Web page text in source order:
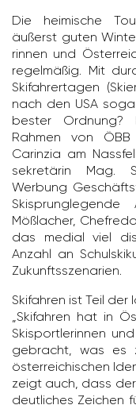
Die heimi­sche
äußerst guten
rinnen und
regel­mäßig. Mit
Skifah­rer­tagen
nach den USA
bester Ordnung?
Rahmen von ÖBB
Carinzia am
se­kre­tärin Mag.
Werbung
Mößla­cher,
das medial viel
Anzahl an
Zukunfts­sze­na­rien.
Skifahren ist Teil der
„Skifahren hat in
Skisport­le­rinnen
ge­bracht, was es
öster­rei­chi­schen
zeigt auch, dass
deut­li­ches Zeichen